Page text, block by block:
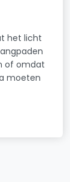
het licht
of omdat
moeten